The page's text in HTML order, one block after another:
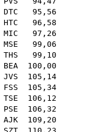
DTC 95,56
HTC 96,58
MIC 97,26
MSE 99,06
THS 99,10
BEA 100,00
JVS 105,14
FSS 105,34
TSE 106,12
PSE 106,32
AJK 109,20